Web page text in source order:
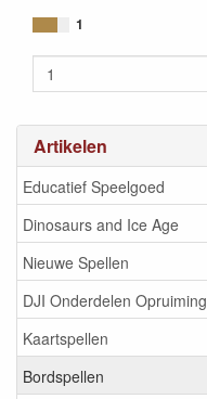
Artikelen
Educatief Speelgoed
Dinosaurs and Ice Age
Nieuwe Spellen
DJI Onderdelen Opruiming
Kaartspellen
Bordspellen
8718026302962
1